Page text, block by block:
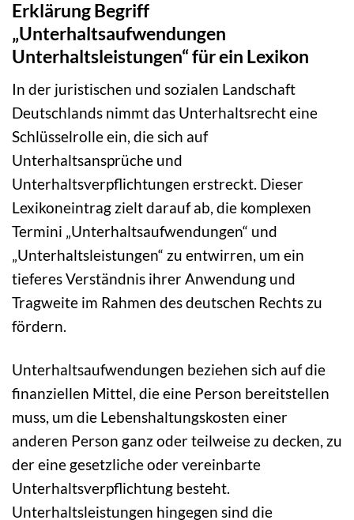
Erklärung Begriff
„Unterhaltsaufwendungen
Unterhaltsleistungen“ für ein Lexikon
In der juristischen und sozialen Landschaft
Deutschlands nimmt das Unterhaltsrecht eine
Schlüsselrolle ein, die sich auf
Unterhaltsansprüche und
Unterhaltsverpflichtungen erstreckt. Dieser
Lexikoneintrag zielt darauf ab, die komplexen
Termini „Unterhaltsaufwendungen“ und
„Unterhaltsleistungen“ zu entwirren, um ein
tieferes Verständnis ihrer Anwendung und
Tragweite im Rahmen des deutschen Rechts zu
fördern.
Unterhaltsaufwendungen beziehen sich auf die
finanziellen Mittel, die eine Person bereitstellen
muss, um die Lebenshaltungskosten einer
anderen Person ganz oder teilweise zu decken, zu
der eine gesetzliche oder vereinbarte
Unterhaltsverpflichtung besteht.
Unterhaltsleistungen hingegen sind die